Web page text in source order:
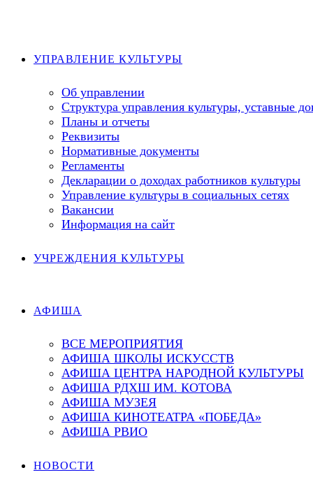
УПРАВЛЕНИЕ КУЛЬТУРЫ
Об управлении
Структура управления культуры, уставные
Планы и отчеты
Реквизиты
Нормативные документы
Регламенты
Декларации о доходах работников культуры
Управление культуры в социальных сетях
Вакансии
Информация на сайт
УЧРЕЖДЕНИЯ КУЛЬТУРЫ
АФИША
ВСЕ МЕРОПРИЯТИЯ
АФИША ШКОЛЫ ИСКУССТВ
АФИША ЦЕНТРА НАРОДНОЙ КУЛЬТУРЫ
АФИША РДХШ ИМ. КОТОВА
АФИША МУЗЕЯ
АФИША КИНОТЕАТРА «ПОБЕДА»
АФИША РВИО
НОВОСТИ